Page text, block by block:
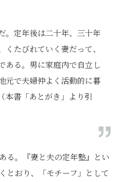
。定年後は二十年、三十年
たびれていく妻だって、
ある。男に家庭内で自立し
元で夫婦仲よく活動的に暮
本書「あとがき」より引
る。『妻と夫の定年塾』とい
とおり、「モチーフ」として